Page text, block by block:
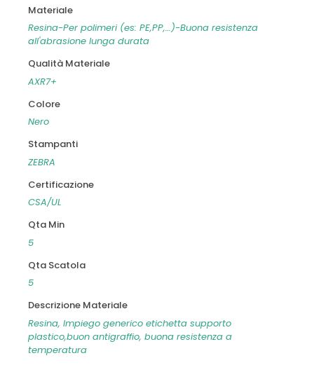
Materiale
Resina-Per polimeri (es: PE,PP,…)-Buona resistenza
all'abrasione lunga durata
Qualità Materiale
AXR7+
Colore
Nero
Stampanti
ZEBRA
Certificazione
CSA/UL
Qta Min
5
Qta Scatola
5
Descrizione Materiale
Resina, Impiego generico etichetta supporto
plastico,buon antigraffio, buona resistenza a
temperatura